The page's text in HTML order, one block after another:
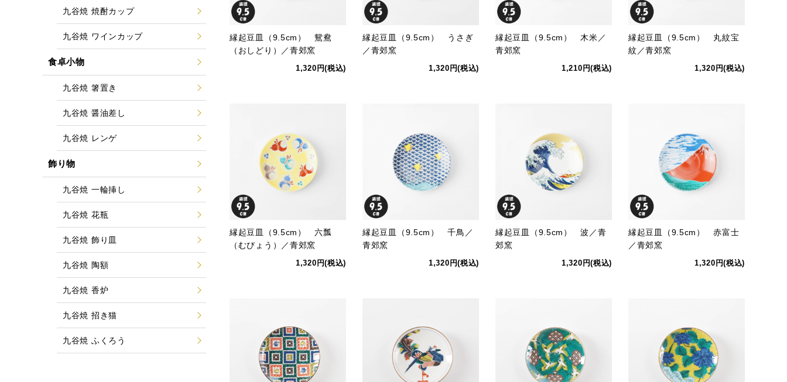
縁起豆皿（9.5cm） 鴛鴦
（おしどり）／青郊窯
1,320円(税込)
縁起豆皿（9.5cm） うさぎ
／青郊窯
1,320円(税込)
縁起豆皿（9.5cm） 木米／
青郊窯
1,210円(税込)
縁起豆皿（9.5cm） 丸紋宝
紋／青郊窯
1,320円(税込)
縁起豆皿（9.5cm） 六瓢
（むびょう）／青郊窯
1,320円(税込)
縁起豆皿（9.5cm） 千鳥／
青郊窯
1,320円(税込)
縁起豆皿（9.5cm） 波／青
郊窯
1,320円(税込)
縁起豆皿（9.5cm） 赤富士
／青郊窯
1,320円(税込)
九谷焼 焼酎カップ
九谷焼 ワインカップ
食卓小物
九谷焼 箸置き
九谷焼 醤油差し
九谷焼 レンゲ
飾り物
九谷焼 一輪挿し
九谷焼 花瓶
九谷焼 飾り皿
九谷焼 陶額
九谷焼 香炉
九谷焼 招き猫
九谷焼 ふくろう